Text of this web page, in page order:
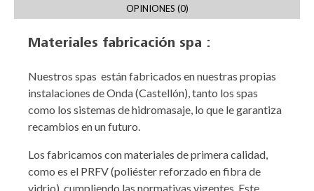
OPINIONES (0)
Materiales fabricación spa :
Nuestros spas están fabricados en nuestras propias
instalaciones de Onda (Castellón), tanto los spas
como los sistemas de hidromasaje, lo que le garantiza
recambios en un futuro.
Los fabricamos con materiales de primera calidad,
como es el PRFV (poliéster reforzado en fibra de
vidrio), cumpliendo las normativas vigentes. Este